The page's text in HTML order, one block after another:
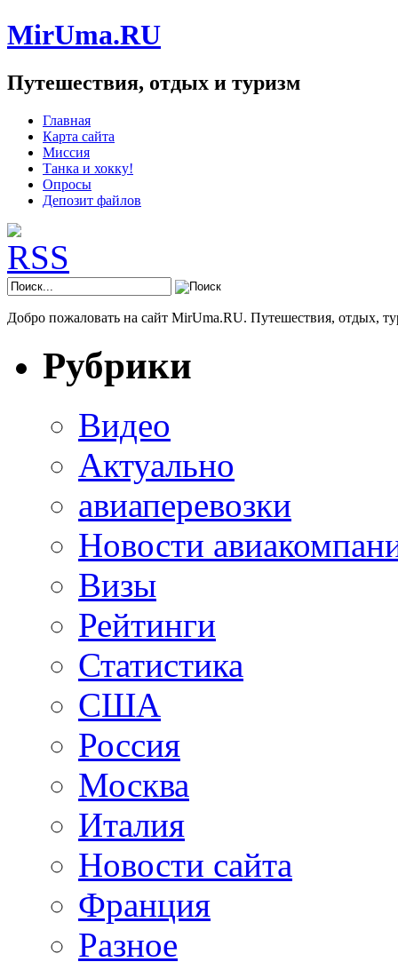
MirUma.RU
Путешествия, отдых и туризм
Главная
Карта сайта
Миссия
Танка и хокку!
Опросы
Депозит файлов
Добро пожаловать на сайт MirUma.RU. Путешествия, отдых,
Рубрики
Видео
Актуально
авиаперевозки
Новости
Визы
Рейтинги
Статистика
США
Россия
Москва
Италия
Новости сайта
Франция
Разное